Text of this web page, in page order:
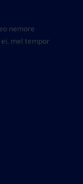
nemore
mel tempor